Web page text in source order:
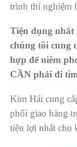
trình thí nghiệm
Tiện dụng
chúng tôi cung
hợp để niêm
CẦN phải đi
Kim Hải cung
phối giao hàng
tiện lợi nhất cho